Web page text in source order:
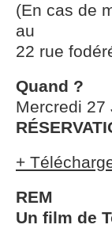
(En cas de
au
22 rue
Quand ?
Mercredi 27
+
REM
Un film de